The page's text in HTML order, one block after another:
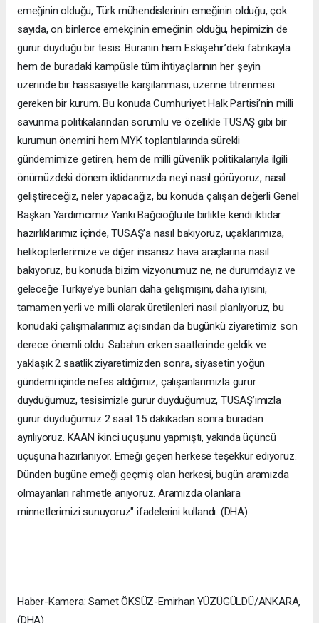
emeğinin olduğu, Türk mühendislerinin emeğinin olduğu, çok
sayıda, on binlerce emekçinin emeğinin olduğu, hepimizin de
gurur duyduğu bir tesis. Buranın hem Eskişehir’deki fabrikayla
hem de buradaki kampüsle tüm ihtiyaçlarının her şeyin
üzerinde bir hassasiyetle karşılanması, üzerine titrenmesi
gereken bir kurum. Bu konuda Cumhuriyet Halk Partisi’nin milli
savunma politikalarından sorumlu ve özellikle TUSAŞ gibi bir
kurumun önemini hem MYK toplantılarında sürekli
gündemimize getiren, hem de milli güvenlik politikalarıyla ilgili
önümüzdeki dönem iktidarımızda neyi nasıl görüyoruz, nasıl
geliştireceğiz, neler yapacağız, bu konuda çalışan değerli Genel
Başkan Yardımcımız Yankı Bağcıoğlu ile birlikte kendi iktidar
hazırlıklarımız içinde, TUSAŞ’a nasıl bakıyoruz, uçaklarımıza,
helikopterlerimize ve diğer insansız hava araçlarına nasıl
bakıyoruz, bu konuda bizim vizyonumuz ne, ne durumdayız ve
geleceğe Türkiye’ye bunları daha gelişmişini, daha iyisini,
tamamen yerli ve milli olarak üretilenleri nasıl planlıyoruz, bu
konudaki çalışmalarımız açısından da bugünkü ziyaretimiz son
derece önemli oldu. Sabahın erken saatlerinde geldik ve
yaklaşık 2 saatlik ziyaretimizden sonra, siyasetin yoğun
gündemi içinde nefes aldığımız, çalışanlarımızla gurur
duyduğumuz, tesisimizle gurur duyduğumuz, TUSAŞ’ımızla
gurur duyduğumuz 2 saat 15 dakikadan sonra buradan
ayrılıyoruz. KAAN ikinci uçuşunu yapmıştı, yakında üçüncü
uçuşuna hazırlanıyor. Emeği geçen herkese teşekkür ediyoruz.
Dünden bugüne emeği geçmiş olan herkesi, bugün aramızda
olmayanları rahmetle anıyoruz. Aramızda olanlara
minnetlerimizi sunuyoruz" ifadelerini kullandı. (DHA)
Haber-Kamera: Samet ÖKSÜZ-Emirhan YÜZÜGÜLDÜ/ANKARA,
(DHA)